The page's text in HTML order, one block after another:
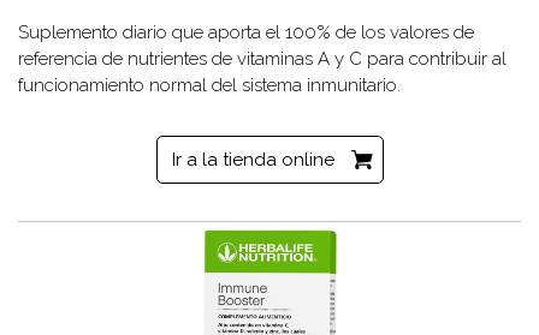
Suplemento diario que aporta el 100% de los valores de
referencia de nutrientes de vitaminas A y C para contribuir al
funcionamiento normal del sistema inmunitario.
Ir a la tienda online